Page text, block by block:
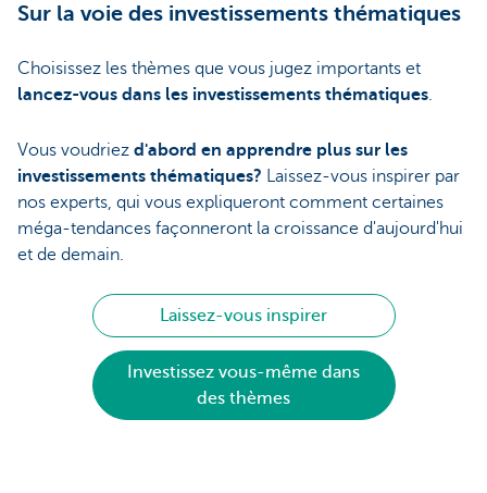
Sur la voie des investissements thématiques
Choisissez les thèmes que vous jugez importants et
lancez-vous dans les investissements thématiques.
Vous voudriez d'abord en apprendre plus sur les
investissements thématiques? Laissez-vous inspirer par
nos experts, qui vous expliqueront comment certaines
méga-tendances façonneront la croissance d'aujourd'hui
et de demain.
Laissez-vous inspirer
Investissez vous-même dans
des thèmes